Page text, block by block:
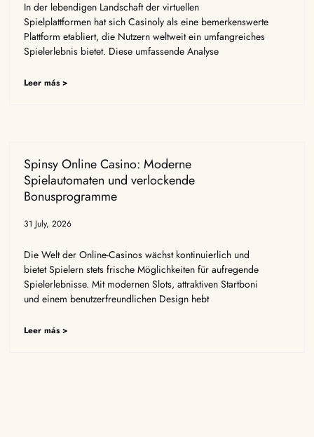
In der lebendigen Landschaft der virtuellen
Spielplattformen hat sich Casinoly als eine bemerkenswerte
Plattform etabliert, die Nutzern weltweit ein umfangreiches
Spielerlebnis bietet. Diese umfassende Analyse
Leer más >
Spinsy Online Casino: Moderne
Spielautomaten und verlockende
Bonusprogramme
31 July, 2026
Die Welt der Online-Casinos wächst kontinuierlich und
bietet Spielern stets frische Möglichkeiten für aufregende
Spielerlebnisse. Mit modernen Slots, attraktiven Startboni
und einem benutzerfreundlichen Design hebt
Leer más >